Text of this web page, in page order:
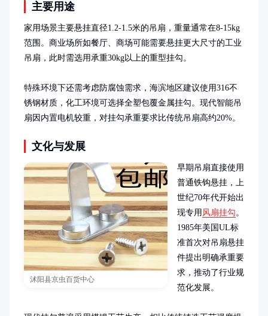
主要用途
家用场景主要悬挂直径1.2-1.5米的吊扇，重量通常在8-15kg
范围。商业场所如餐厅、商场可能需要悬挂更大尺寸的工业
吊扇，此时需选用承重30kg以上的重型挂勾。
特殊环境下还需考虑防腐蚀需求，海滨地区建议使用316不
锈钢材质，化工环境可选择全塑包覆金属挂勾。现代智能吊
扇因内置电机较重，对挂勾承重要求比传统吊扇高约20%。
文化与发展
沭阳县京虫百货中心
早期吊扇直接使用
普通铁钩悬挂，上
世纪70年代开始出
现专用 风扇挂勾。
1985年美国UL标
准首次对吊扇悬挂
件提出明确承重要
求，推动了行业规
范化发展。